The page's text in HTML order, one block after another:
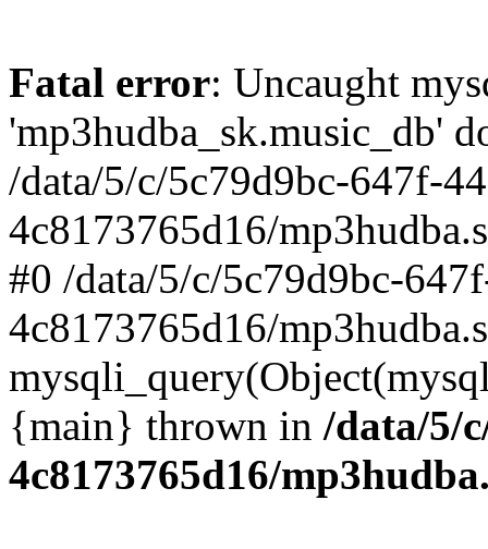
Fatal error: Uncaught
'mp3hudba_sk.music_db'
/data/5/c/5c79d9bc-647f-
4c8173765d16/
#0 /data/5/c/5c79d9bc-
4c8173765d16/
{main} thrown in /data/5/
4c8173765d16/